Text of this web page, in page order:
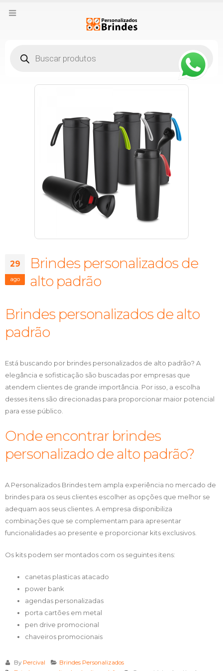
produtos
29
ago
Brindes personalizados de
alto padrão
Brindes personalizados de alto
padrão
Está buscando por brindes personalizados de alto padrão? A
elegância e sofisticação são buscadas por empresas que
atendem clientes de grande importância. Por isso, a escolha
desses itens são direcionadas para proporcionar maior potencial
para esse público.
Onde encontrar brindes
personalizado de alto padrão?
A Personalizados Brindes tem ampla experiência no mercado de
brindes para os seus clientes escolher as opções que melhor se
adequam aos seus clientes. A empresa disponibiliza
combinações que se complementam para apresentar
funcionalidades ao presente e proporcionar kits exclusivos.
Os kits podem ser montados com os seguintes itens:
canetas plasticas atacado
power bank
agendas personalizadas
porta cartões em metal
pen drive promocional
chaveiros promocionais
By Percival
Brindes Personalizados